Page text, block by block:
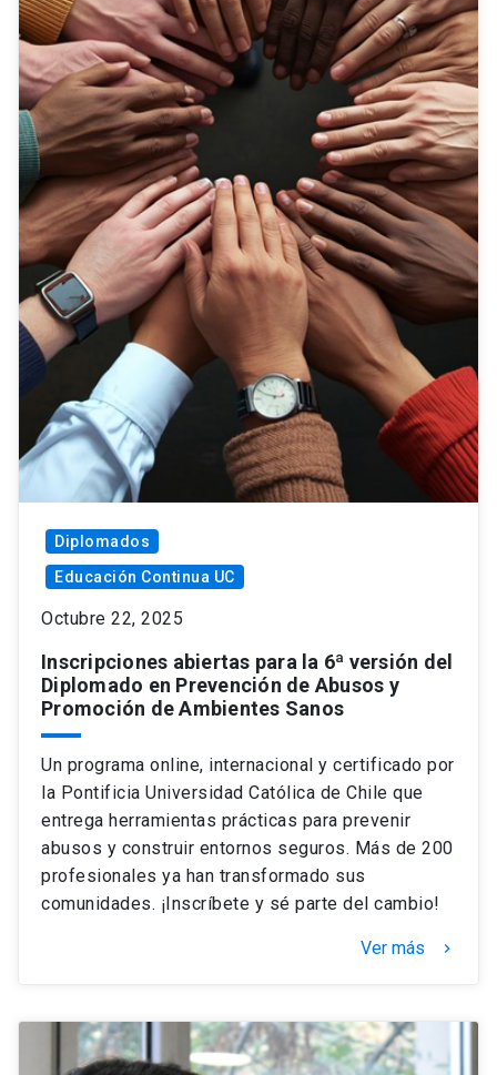
Diplomados
Educación Continua UC
Octubre 22, 2025
Inscripciones abiertas para la 6ª versión del
Diplomado en Prevención de Abusos y
Promoción de Ambientes Sanos
Un programa online, internacional y certificado por
la Pontificia Universidad Católica de Chile que
entrega herramientas prácticas para prevenir
abusos y construir entornos seguros. Más de 200
profesionales ya han transformado sus
comunidades. ¡Inscríbete y sé parte del cambio!
Ver más keyboard_arrow_right